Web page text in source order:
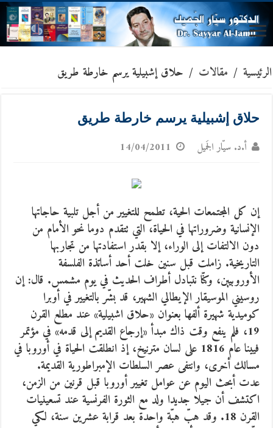
الرئيسية / مقالات / حلاق إشبيلية يرسم خارطة طريق
حلاق إشبيلية يرسم خارطة طريق
أ.د. سيّار الجَميل 14/04/2011
إن كل المجتمعات الحية، تطمح للتغيير من أجل تلبية حاجاتها
الإنسانية وضروراتها في الحياة، التي تتقدم دوما نحو الأمام من
دون الالتفات إلى الوراء، إلا بقدر استفادتها من تجاربها
التاريخية. زاملت قبل سنين خلت أحد أساتذة الفلسفة
الأوروبيين، وكنّا نتبادل أطراف الحديث في يوم مشمس. قال: إن
روسيني الموسيقار الإيطالي الشهير، قد بشّر بالتغيير في أوبرا
كوميدية شهيرة ألفها بعنوان «حلاق اشبيلية» عند مطلع القرن
‬19، فلم ينفع وقت ذاك مبدأ «إرجاع القديم إلى قدمه» في مؤتمر
فيينا عام ‬1816 على لسان مترنيخ، إذ انطلقت الحياة في أوروبا في
مسالك أخرى، وانتفى عصر السلطات الإمبراطورية القديمة.
عدت أبحث اليوم عن عوامل تغيير أوروبا قبل قرنين من الزمن،
اكتشف أن جيلا جديدا ولد مع الثورة الفرنسية عند تسعينيات
القرن ‬18. وقد هبّ هبّة واحدة بعد قرابة عشرين سنة، لكي